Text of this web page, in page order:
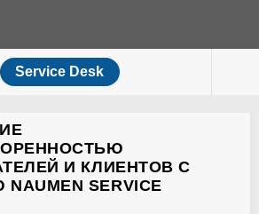
Service Desk
И КЛИЕНТОВ С
SERVICE